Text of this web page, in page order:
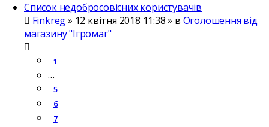
Список недобросовісних користувачів
Finkreg» 12 квітня 2018 11:38» в Оголошення від
магазину "Ігромаг"
1
…
5
6
7